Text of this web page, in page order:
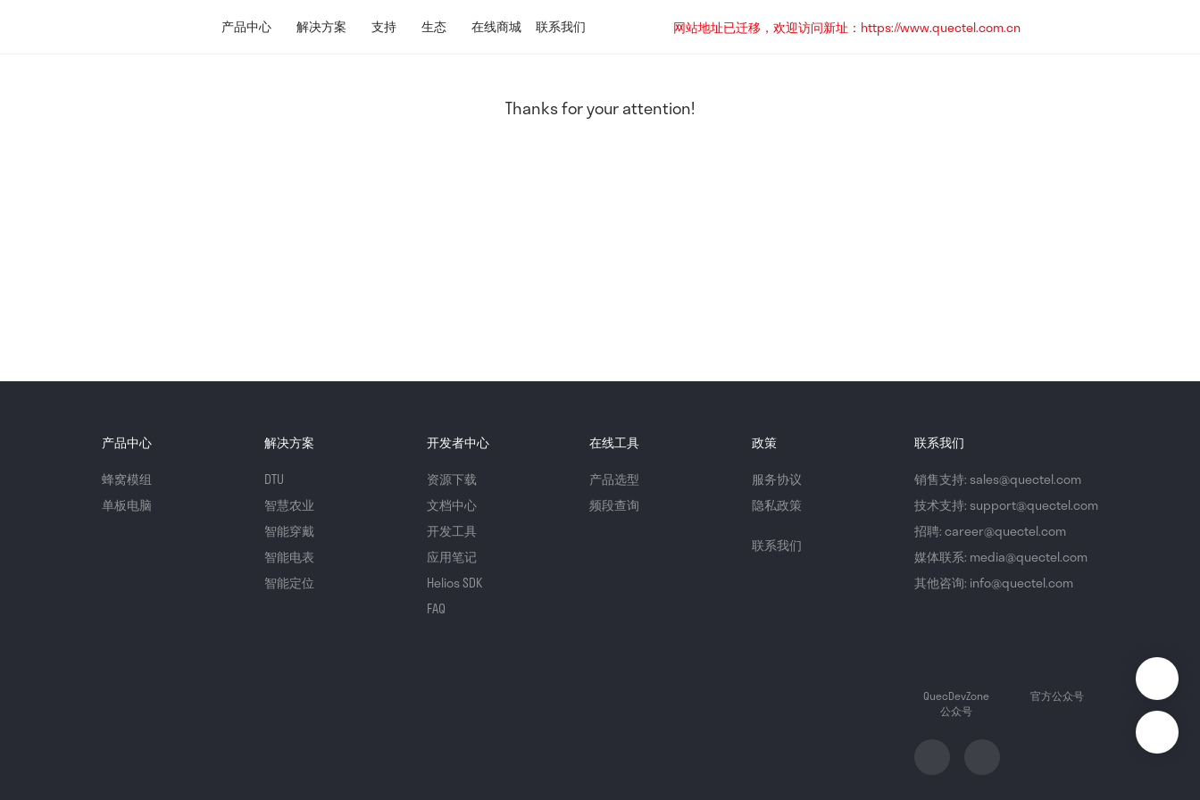
产品中心 解决方案 支持 生态 在线商城 联系我们
网站地址已迁移，欢迎访问新址：https://www.quectel.com.cn
Thanks for your attention!
产品中心
蜂窝模组
单板电脑
解决方案
DTU
智慧农业
智能穿戴
智能电表
智能定位
开发者中心
资源下载
文档中心
开发工具
应用笔记
Helios SDK
FAQ
在线工具
产品选型
频段查询
政策
服务协议
隐私政策
联系我们
联系我们
销售支持: sales@quectel.com
技术支持: support@quectel.com
招聘: career@quectel.com
媒体联系: media@quectel.com
其他咨询: info@quectel.com
QuecDevZone
公众号
官方公众号